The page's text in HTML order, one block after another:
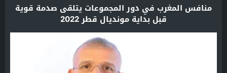
منافس المغرب في دور المجموعات يتلقى صدمة قوية
قبل بداية مونديال قطر 2022